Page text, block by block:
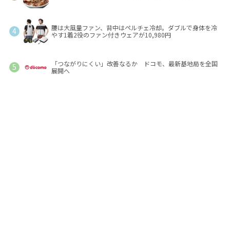
腰は大風量ファン、背中はペルチェ冷却。ダブルで身体を冷
やす1着2役のファン付きウェアが10,980円
「つながりにくい」改善なるか ドコモ、最新基地局を全国
展開へ